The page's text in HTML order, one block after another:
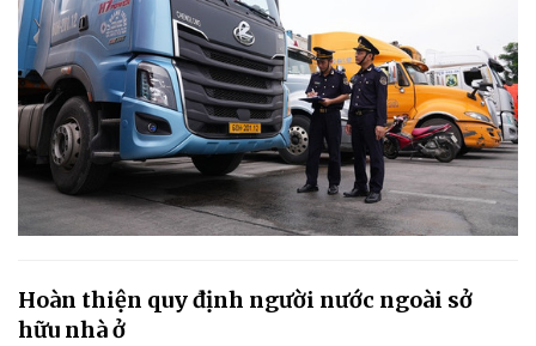
Hoàn thiện quy định người nước ngoài sở
hữu nhà ở